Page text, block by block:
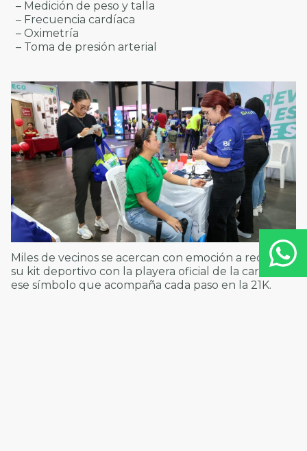
– Medición de peso y talla
– Frecuencia cardíaca
– Oximetría
– Toma de presión arterial
Miles de vecinos se acercan con emoción a recoger
su kit deportivo con la playera oficial de la carrera,
ese símbolo que acompaña cada paso en la 21K.